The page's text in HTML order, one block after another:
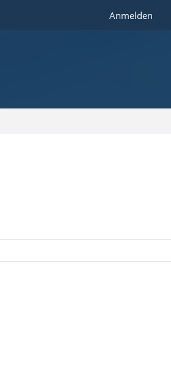
Anmelden